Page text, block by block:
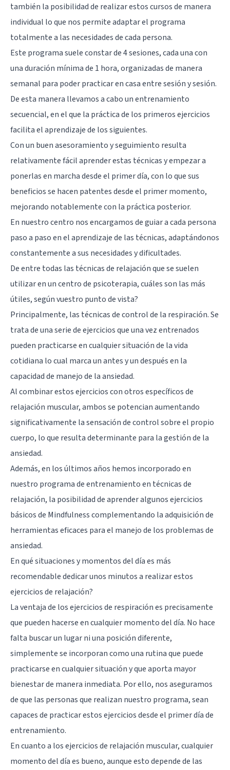
también la posibilidad de realizar estos cursos de manera
individual lo que nos permite adaptar el programa
totalmente a las necesidades de cada persona.
Este programa suele constar de 4 sesiones, cada una con
una duración mínima de 1 hora, organizadas de manera
semanal para poder practicar en casa entre sesión y sesión.
De esta manera llevamos a cabo un entrenamiento
secuencial, en el que la práctica de los primeros ejercicios
facilita el aprendizaje de los siguientes.
Con un buen asesoramiento y seguimiento resulta
relativamente fácil aprender estas técnicas y empezar a
ponerlas en marcha desde el primer día, con lo que sus
beneficios se hacen patentes desde el primer momento,
mejorando notablemente con la práctica posterior.
En nuestro centro nos encargamos de guiar a cada persona
paso a paso en el aprendizaje de las técnicas, adaptándonos
constantemente a sus necesidades y dificultades.
De entre todas las técnicas de relajación que se suelen
utilizar en un centro de psicoterapia, cuáles son las más
útiles, según vuestro punto de vista?
Principalmente, las técnicas de control de la respiración. Se
trata de una serie de ejercicios que una vez entrenados
pueden practicarse en cualquier situación de la vida
cotidiana lo cual marca un antes y un después en la
capacidad de manejo de la ansiedad.
Al combinar estos ejercicios con otros específicos de
relajación muscular, ambos se potencian aumentando
significativamente la sensación de control sobre el propio
cuerpo, lo que resulta determinante para la gestión de la
ansiedad.
Además, en los últimos años hemos incorporado en
nuestro programa de entrenamiento en técnicas de
relajación, la posibilidad de aprender algunos ejercicios
básicos de Mindfulness complementando la adquisición de
herramientas eficaces para el manejo de los problemas de
ansiedad.
En qué situaciones y momentos del día es más
recomendable dedicar unos minutos a realizar estos
ejercicios de relajación?
La ventaja de los ejercicios de respiración es precisamente
que pueden hacerse en cualquier momento del día. No hace
falta buscar un lugar ni una posición diferente,
simplemente se incorporan como una rutina que puede
practicarse en cualquier situación y que aporta mayor
bienestar de manera inmediata. Por ello, nos aseguramos
de que las personas que realizan nuestro programa, sean
capaces de practicar estos ejercicios desde el primer día de
entrenamiento.
En cuanto a los ejercicios de relajación muscular, cualquier
momento del día es bueno, aunque esto depende de las